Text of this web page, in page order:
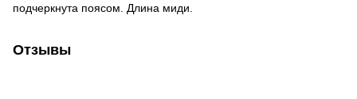
подчеркнута поясом. Длина миди.
Отзывы